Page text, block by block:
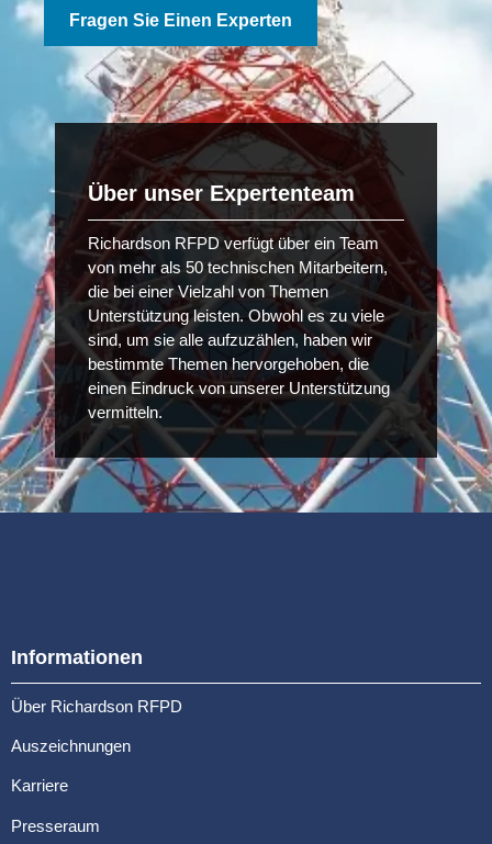
Fragen Sie Einen Experten
Über unser Expertenteam
Richardson RFPD verfügt über ein Team
von mehr als 50 technischen Mitarbeitern,
die bei einer Vielzahl von Themen
Unterstützung leisten. Obwohl es zu viele
sind, um sie alle aufzuzählen, haben wir
bestimmte Themen hervorgehoben, die
einen Eindruck von unserer Unterstützung
vermitteln.
Informationen
Über Richardson RFPD
Auszeichnungen
Karriere
Presseraum